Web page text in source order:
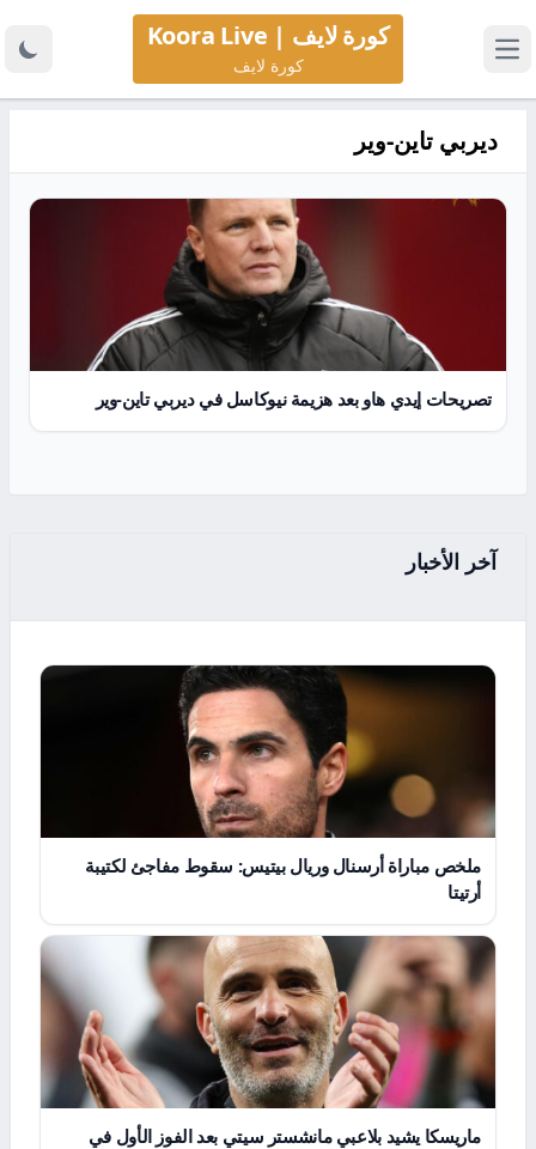
كورة لايف | Koora Live
كورة لايف
ديربي تاين-وير
تصريحات إيدي هاو بعد هزيمة نيوكاسل في ديربي تاين-وير
آخر الأخبار
ملخص مباراة أرسنال وريال بيتيس: سقوط مفاجئ لكتيبة
أرتيتا
ماريسكا يشيد بلاعبي مانشستر سيتي بعد الفوز الأول في